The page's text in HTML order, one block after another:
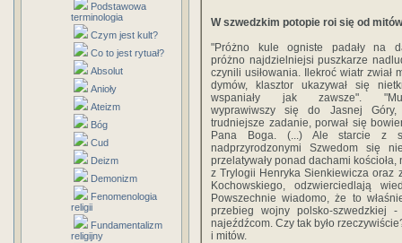
Podstawowa
terminologia
Czym jest kult?
Co to jest rytuał?
Absolut
Anioły
Ateizm
Bóg
Cud
Deizm
Demonizm
Fenomenologia
religii
Fundamentalizm
religijny
W szwedzkim potopie roi się od mitów
"Próżno kule ogniste padały na
próżno najdzielniejsi puszkarze
czynili usiłowania. Ilekroć wiatr zwiał
dymów, klasztor ukazywał się
wspaniały jak zawsze".
wyprawiwszy się do Jasnej Góry,
trudniejsze zadanie, porwał się
Pana Boga. (...) Ale starcie z
nadprzyrodzonymi Szwedom się
przelatywały ponad dachami
z Trylogii Henryka Sienkiewicza oraz
Kochowskiego, odzwierciedlają
Powszechnie wiadomo, że to
przebieg wojny polsko-szwedzkiej
najeźdźcom. Czy tak było
i mitów.